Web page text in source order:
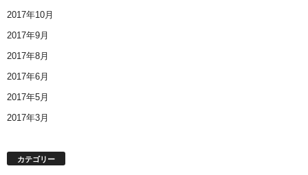
2017年10月
2017年9月
2017年8月
2017年6月
2017年5月
2017年3月
カテゴリー